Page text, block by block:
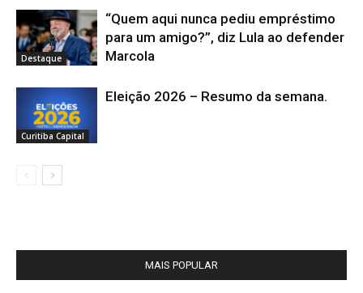
Destaque
“Quem aqui nunca pediu empréstimo
para um amigo?”, diz Lula ao defender
Marcola
Curitiba Capital
Eleição 2026 – Resumo da semana.
MAIS POPULAR